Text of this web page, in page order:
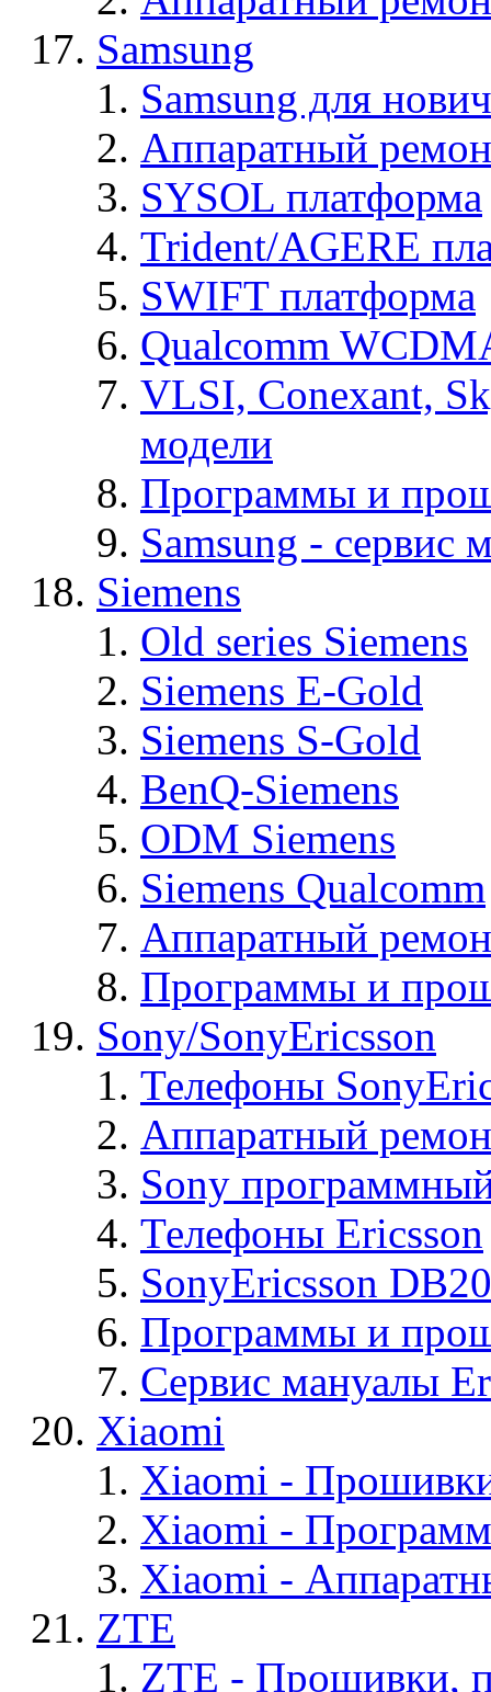
Samsung
Samsung для
Аппаратный
SYSOL платформа
Trident/AGERE
SWIFT платформа
Qualcomm
VLSI, Conexant,
модели
Программы и
Samsung - cервис
Siemens
Old series Siemens
Siemens E-Gold
Siemens S-Gold
BenQ-Siemens
ODM Siemens
Siemens Qualcomm
Аппаратный
Программы и
Sony/SonyEricsson
Телефоны
Аппаратный
Sony
Телефоны Ericsson
SonyEricsson
Программы и
Сервис мануалы
Xiaomi
Xiaomi -
Xiaomi -
Xiaomi -
ZTE
ZTE - Прошивки,